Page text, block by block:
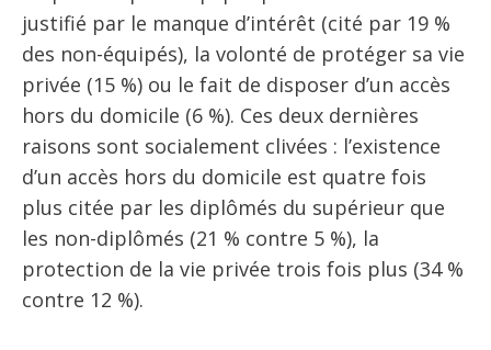
justifié par le manque d’intérêt (cité par 19 %
des non-équipés), la volonté de protéger sa vie
privée (15 %) ou le fait de disposer d’un accès
hors du domicile (6 %). Ces deux dernières
raisons sont socialement clivées : l’existence
d’un accès hors du domicile est quatre fois
plus citée par les diplômés du supérieur que
les non-diplômés (21 % contre 5 %), la
protection de la vie privée trois fois plus (34 %
contre 12 %).